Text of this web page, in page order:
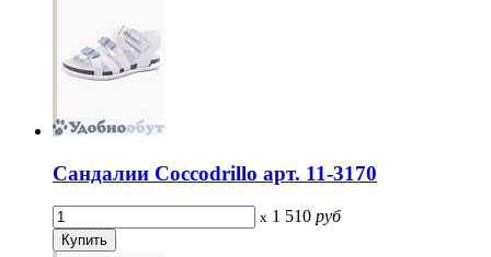
Сандалии Coccodrillo арт. 11-3170
x 1 510 руб